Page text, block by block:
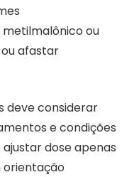
ou
afastar
deve considerar
e condições
dose apenas
orientação